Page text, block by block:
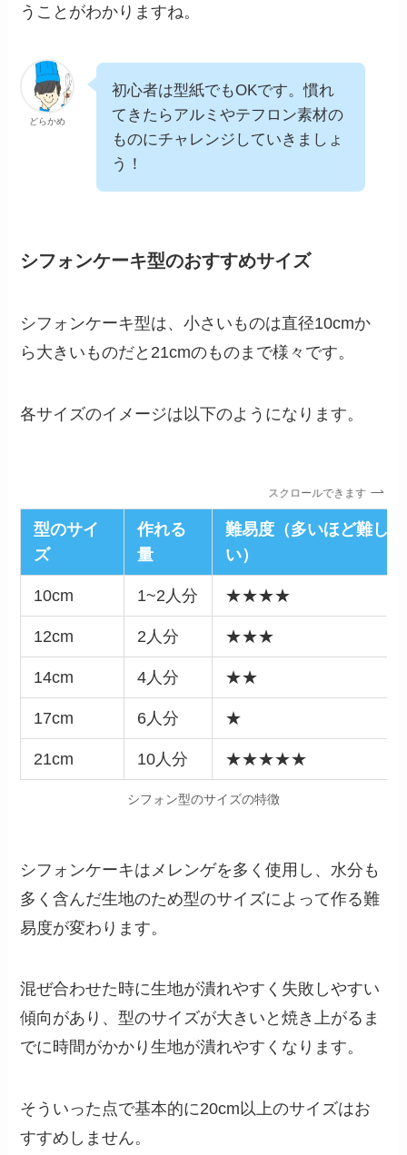
うことがわかりますね。
どらかめ
初心者は型紙でもOKです。慣れ
てきたらアルミやテフロン素材の
ものにチャレンジしていきましょ
う！
シフォンケーキ型のおすすめサイズ
シフォンケーキ型は、小さいものは直径10cmか
ら大きいものだと21cmのものまで様々です。
各サイズのイメージは以下のようになります。
スクロールできます
型のサイ
ズ
作れる
量
難易度（多いほど難し
い）
10cm 1~2人分 ★★★★
12cm 2人分 ★★★
14cm 4人分 ★★
17cm 6人分 ★
21cm 10人分 ★★★★★
シフォン型のサイズの特徴
シフォンケーキはメレンゲを多く使用し、水分も
多く含んだ生地のため型のサイズによって作る難
易度が変わります。
混ぜ合わせた時に生地が潰れやすく失敗しやすい
傾向があり、型のサイズが大きいと焼き上がるま
でに時間がかかり生地が潰れやすくなります。
そういった点で基本的に20cm以上のサイズはお
すすめしません。